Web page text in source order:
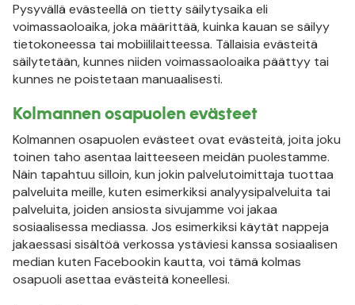
Pysyvällä evästeellä on tietty säilytysaika eli
voimassaoloaika, joka määrittää, kuinka kauan se säilyy
tietokoneessa tai mobiililaitteessa. Tällaisia evästeitä
säilytetään, kunnes niiden voimassaoloaika päättyy tai
kunnes ne poistetaan manuaalisesti.
Kolmannen osapuolen evästeet
Kolmannen osapuolen evästeet ovat evästeitä, joita joku
toinen taho asentaa laitteeseen meidän puolestamme.
Näin tapahtuu silloin, kun jokin palvelutoimittaja tuottaa
palveluita meille, kuten esimerkiksi analyysipalveluita tai
palveluita, joiden ansiosta sivujamme voi jakaa
sosiaalisessa mediassa. Jos esimerkiksi käytät nappeja
jakaessasi sisältöä verkossa ystäviesi kanssa sosiaalisen
median kuten Facebookin kautta, voi tämä kolmas
osapuoli asettaa evästeitä koneellesi.